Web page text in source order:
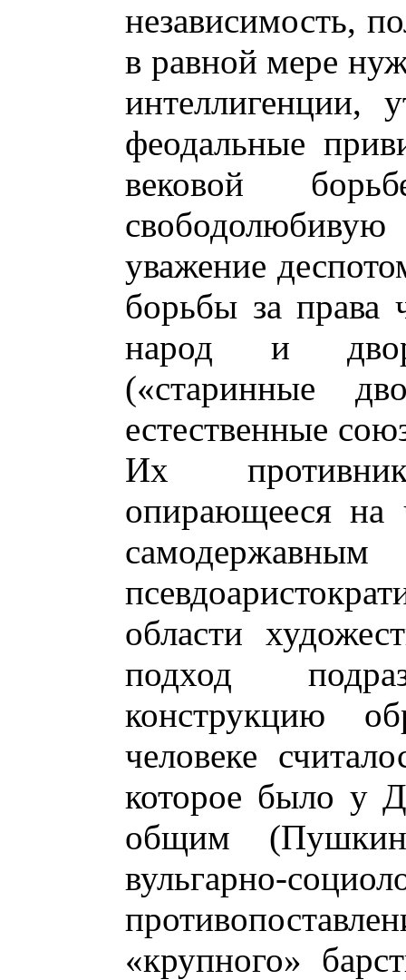
независимость,
в равной мере
интеллигенции,
феодальные
вековой
уважение
борьбы за права
народ и
(«старинные
естественные
Их
опирающееся на
области
подход
конструкцию
человеке
которое было у
общим
вульгарно-
«крупного»